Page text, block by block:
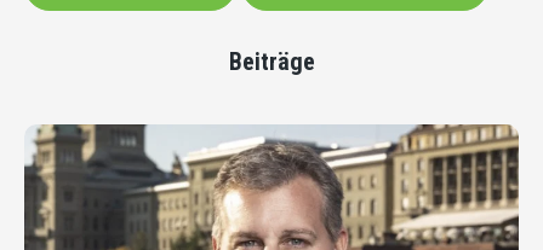
Beiträge